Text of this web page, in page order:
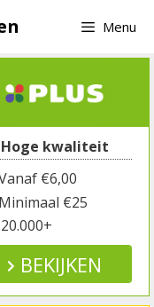
Menu
Hoge kwaliteit
€6,00
€25
20.000+
BEKIJKEN